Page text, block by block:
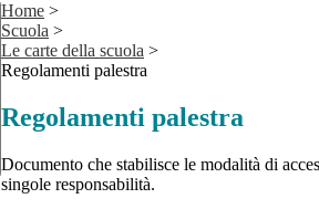
Home >
Scuola >
Le carte della scuola >
Regolamenti palestra
Regolamenti palestra
Documento che stabilisce le modalità di
singole responsabilità.